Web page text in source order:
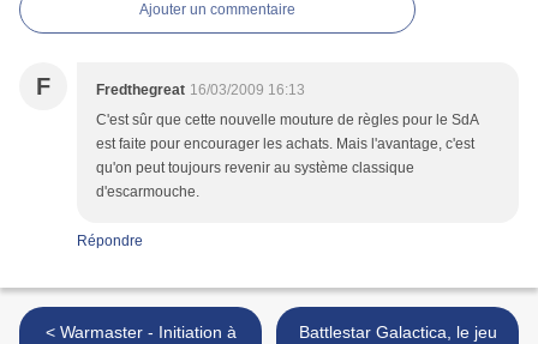
Ajouter un commentaire
F Fredthegreat 16/03/2009 16:13
C'est sûr que cette nouvelle mouture de règles pour le SdA
est faite pour encourager les achats. Mais l'avantage, c'est
qu'on peut toujours revenir au système classique
d'escarmouche.
Répondre
< Warmaster - Initiation à
Battlestar Galactica, le jeu